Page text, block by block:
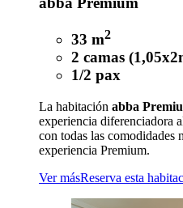
33 m2
2 camas
1/2 pax
La habitación abba
experiencia diferenciadora
con todas las comodidades
experiencia Premium.
Ver másReserva esta